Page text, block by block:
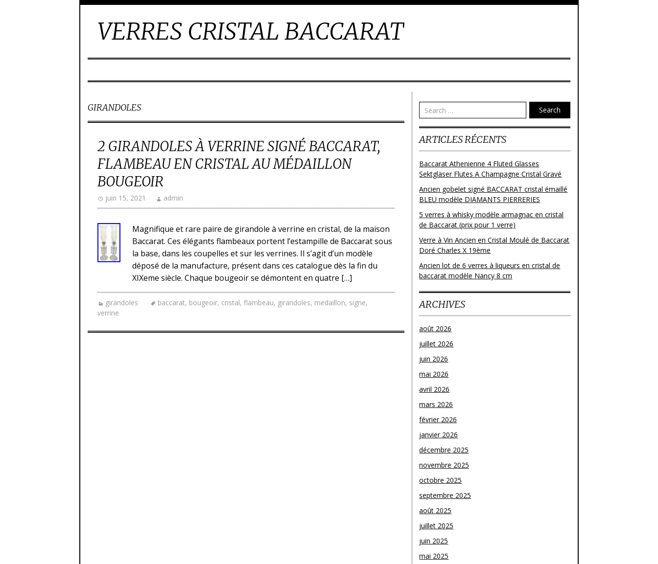
VERRES CRISTAL BACCARAT
GIRANDOLES
2 GIRANDOLES À VERRINE SIGNÉ BACCARAT,
FLAMBEAU EN CRISTAL AU MÉDAILLON
BOUGEOIR
juin 15, 2021 admin
Magnifique et rare paire de girandole à verrine en cristal, de la maison
Baccarat. Ces élégants flambeaux portent l’estampille de Baccarat sous
la base, dans les coupelles et sur les verrines. Il s’agit d’un modèle
déposé de la manufacture, présent dans ces catalogue dès la fin du
XIXeme siècle. Chaque bougeoir se démontent en quatre […]
girandoles baccarat, bougeoir, cristal, flambeau, girandoles, medaillon, signe,
verrine
Search
ARTICLES RÉCENTS
Baccarat Athenienne 4 Fluted Glasses
Sektgläser Flutes A Champagne Cristal Gravé
Ancien gobelet signé BACCARAT cristal émaillé
BLEU modèle DIAMANTS PIERRERIES
5 verres à whisky modèle armagnac en cristal
de Baccarat (prix pour 1 verre)
Verre à Vin Ancien en Cristal Moulé de Baccarat
Doré Charles X 19ème
Ancien lot de 6 verres à liqueurs en cristal de
baccarat modèle Nancy 8 cm
ARCHIVES
août 2026
juillet 2026
juin 2026
mai 2026
avril 2026
mars 2026
février 2026
janvier 2026
décembre 2025
novembre 2025
octobre 2025
septembre 2025
août 2025
juillet 2025
juin 2025
mai 2025